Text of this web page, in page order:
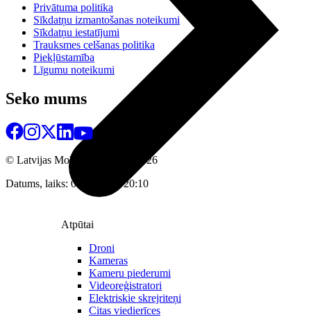
Atpūtai
Droni
Kameras
Kameru piederumi
Videoreģistratori
Elektriskie skrejriteņi
Citas viedierīces
Privātuma politika
Sīkdatņu izmantošanas noteikumi
Sīkdatņu iestatījumi
Trauksmes celšanas politika
Piekļūstamība
Līgumu noteikumi
Seko mums
© Latvijas Mobilais Telefons
2026
Datums, laiks: 06.08.2026 20:10